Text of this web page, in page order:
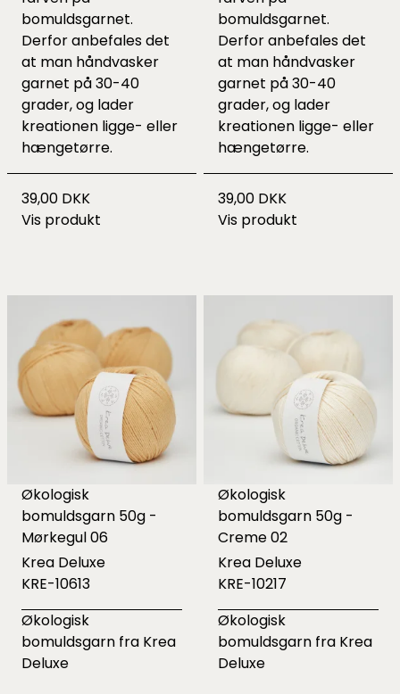
bomuldsgarnet.
Derfor anbefales det
at man håndvasker
garnet på 30-40
grader, og lader
kreationen ligge- eller
hængetørre.
39,00 DKK
Vis produkt
bomuldsgarnet.
Derfor anbefales det
at man håndvasker
garnet på 30-40
grader, og lader
kreationen ligge- eller
hængetørre.
39,00 DKK
Vis produkt
Økologisk
bomuldsgarn 50g -
Mørkegul 06
Krea Deluxe
KRE-10613
Økologisk
bomuldsgarn fra Krea
Deluxe
Økologisk
bomuldsgarn 50g -
Creme 02
Krea Deluxe
KRE-10217
Økologisk
bomuldsgarn fra Krea
Deluxe